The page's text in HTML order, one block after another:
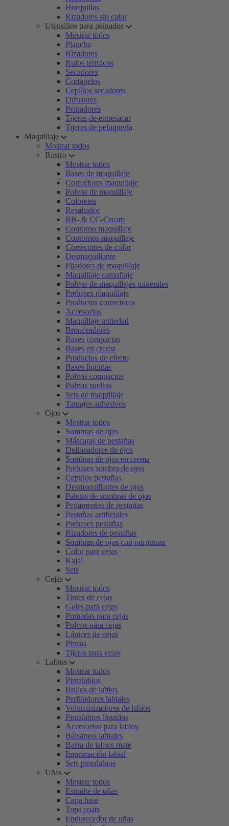
Horquillas
Rizadores sin calor
Utensilios para peinados
Mostrar todos
Plancha
Rizadores
Rulos térmicos
Secadores
Cortapelos
Cepillos secadores
Difusores
Peinadores
Tijeras de entresacar
Tijeras de peluquería
Maquillaje
Mostrar todos
Rostro
Mostrar todos
Bases de maquillaje
Correctores maquillaje
Polvos de maquillaje
Coloretes
Resaltador
BB- & CC-Cream
Contorno maquillaje
Contornos maquillaje
Correctores de color
Desmaquillante
Fijadores de maquillaje
Maquillaje camuflaje
Polvos de maquillajes minerales
Prebases maquillaje
Productos correctores
Accesorios
Maquillaje antiedad
Bronceadores
Bases compactas
Bases en crema
Productos de efecto
Bases líquidas
Polvos compactos
Polvos sueltos
Sets de maquillaje
Tatuajes adhesivos
Ojos
Mostrar todos
Sombras de ojos
Máscaras de pestañas
Delineadores de ojos
Sombras de ojos en crema
Prebases sombra de ojos
Cepillos pestañas
Desmaquillantes de ojos
Paletas de sombras de ojos
Pegamentos de pestañas
Pestañas artificiales
Prebases pestañas
Rizadores de pestañas
Sombras de ojos con purpurina
Color para cejas
Kajal
Sets
Cejas
Mostrar todos
Tintes de cejas
Geles para cejas
Pomadas para cejas
Polvos para cejas
Lápices de cejas
Pinzas
Tijeras para cejas
Labios
Mostrar todos
Pintalabios
Brillos de labios
Perfiladores labiales
Voluminizadores de labios
Pintalabios líquidos
Accesorios para labios
Bálsamos labiales
Barra de labios mate
Imprimación labial
Sets pintalabios
Uñas
Mostrar todos
Esmalte de uñas
Capa base
Tops coats
Endurecedor de uñas